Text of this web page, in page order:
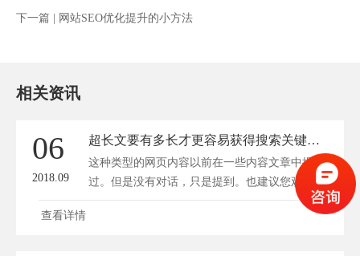
下一篇 | 网站SEO优化提升的小方法
相关资讯
06
2018.09
超长文要有多长才更容易获得搜索关键词排名
这种类型的网页内容以前在一些内容文章中提到
过。但是没有对话，只是提到。也建议您观察...
查看详情